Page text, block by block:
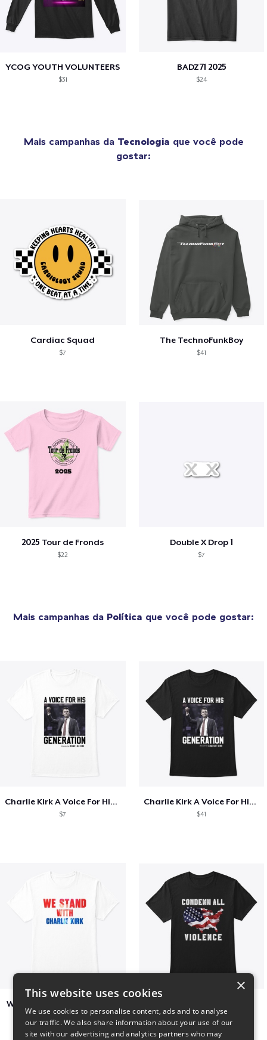
YCOG YOUTH VOLUNTEERS
$31
BADZ71 2025
$24
Mais campanhas da Tecnologia que você pode
gostar:
Cardiac Squad
$7
The TechnoFunkBoy
$41
2025 Tour de Fronds
$22
Double X Drop 1
$7
Mais campanhas da Política que você pode gostar:
Charlie Kirk A Voice For His Generation
$7
Charlie Kirk A Voice For His Generation
$41
We Stand With Charlie Kirk
×
This website uses cookies
We use cookies to personalise content, ads and to analyse
our traffic. We also share information about your use of our
site with our advertising and analytics partners who may